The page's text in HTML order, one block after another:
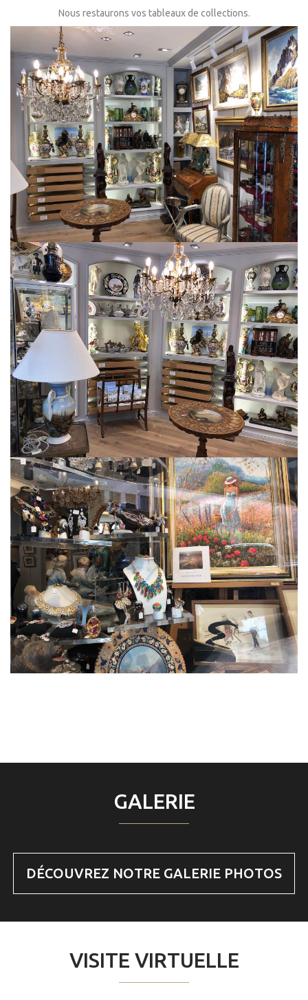
Nous restaurons vos tableaux de collections.
GALERIE
DÉCOUVREZ NOTRE GALERIE PHOTOS
VISITE VIRTUELLE